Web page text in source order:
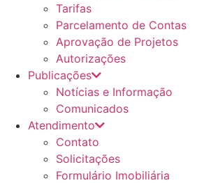
Tarifas
Parcelamento de Contas
Aprovação de Projetos
Autorizações
Publicações
Notícias e Informação
Comunicados
Atendimento
Contato
Solicitações
Formulário Imobiliária